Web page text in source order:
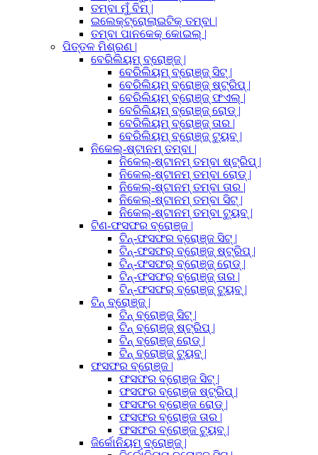
ତମ୍ବା ମୁଁ ବିମ୍ |
ଇଲେକ୍ଟ୍ରୋଲାଇଟିକ୍ ତମ୍ବା |
ତମ୍ବା ପାନକେକ୍ କୋଇଲ୍ |
ପିତ୍ତଳ ମିଶ୍ରଣ |
ବେରିଲିୟମ୍ ବ୍ରୋଞ୍ଜ୍ |
ବେରିଲିୟମ୍ ବ୍ରୋଞ୍ଜ୍ ସିଟ୍ |
ବେରିଲିୟମ୍ ବ୍ରୋଞ୍ଜ୍ ଷ୍ଟ୍ରିପ୍ |
ବେରିଲିୟମ୍ ବ୍ରୋଞ୍ଜ୍ ଫଏଲ୍ |
ବେରିଲିୟମ୍ ବ୍ରୋଞ୍ଜ୍ ରୋଡ୍ |
ବେରିଲିୟମ୍ ବ୍ରୋଞ୍ଜ୍ ତାର |
ବେରିଲିୟମ୍ ବ୍ରୋଞ୍ଜ୍ ଟ୍ୟୁବ୍ |
ନିକେଲ୍-ଷ୍ଟାନମ୍ ତମ୍ବା |
ନିକେଲ୍-ଷ୍ଟାନମ୍ ତମ୍ବା ଷ୍ଟ୍ରିପ୍ |
ନିକେଲ୍-ଷ୍ଟାନମ୍ ତମ୍ବା ରୋଡ୍ |
ନିକେଲ୍-ଷ୍ଟାନମ୍ ତମ୍ବା ତାର |
ନିକେଲ୍-ଷ୍ଟାନମ୍ ତମ୍ବା ସିଟ୍ |
ନିକେଲ୍-ଷ୍ଟାନମ୍ ତମ୍ବା ଟ୍ୟୁବ୍ |
ଟିଣ-ଫସଫର ବ୍ରୋଞ୍ଜ |
ଟିନ୍-ଫସଫର ବ୍ରୋଞ୍ଜ ସିଟ୍ |
ଟିନ୍-ଫସଫର୍ ବ୍ରୋଞ୍ଜ୍ ଷ୍ଟ୍ରିପ୍ |
ଟିନ୍-ଫସଫର୍ ବ୍ରୋଞ୍ଜ୍ ରୋଡ୍ |
ଟିନ୍-ଫସଫର୍ ବ୍ରୋଞ୍ଜ୍ ତାର |
ଟିନ୍-ଫସଫର୍ ବ୍ରୋଞ୍ଜ୍ ଟ୍ୟୁବ୍ |
ଟିନ୍ ବ୍ରୋଞ୍ଜ୍ |
ଟିନ୍ ବ୍ରୋଞ୍ଜ୍ ସିଟ୍ |
ଟିନ୍ ବ୍ରୋଞ୍ଜ୍ ଷ୍ଟ୍ରିପ୍ |
ଟିନ୍ ବ୍ରୋଞ୍ଜ୍ ରୋଡ୍ |
ଟିନ୍ ବ୍ରୋଞ୍ଜ୍ ଟ୍ୟୁବ୍ |
ଫସଫର ବ୍ରୋଞ୍ଜ |
ଫସଫର ବ୍ରୋଞ୍ଜ ସିଟ୍ |
ଫସଫର ବ୍ରୋଞ୍ଜ ଷ୍ଟ୍ରିପ୍ |
ଫସଫର ବ୍ରୋଞ୍ଜ ରୋଡ୍ |
ଫସଫର ବ୍ରୋଞ୍ଜ ତାର |
ଫସଫର ବ୍ରୋଞ୍ଜ ଟ୍ୟୁବ୍ |
ଜିର୍କୋନିୟମ୍ ବ୍ରୋଞ୍ଜ୍ |